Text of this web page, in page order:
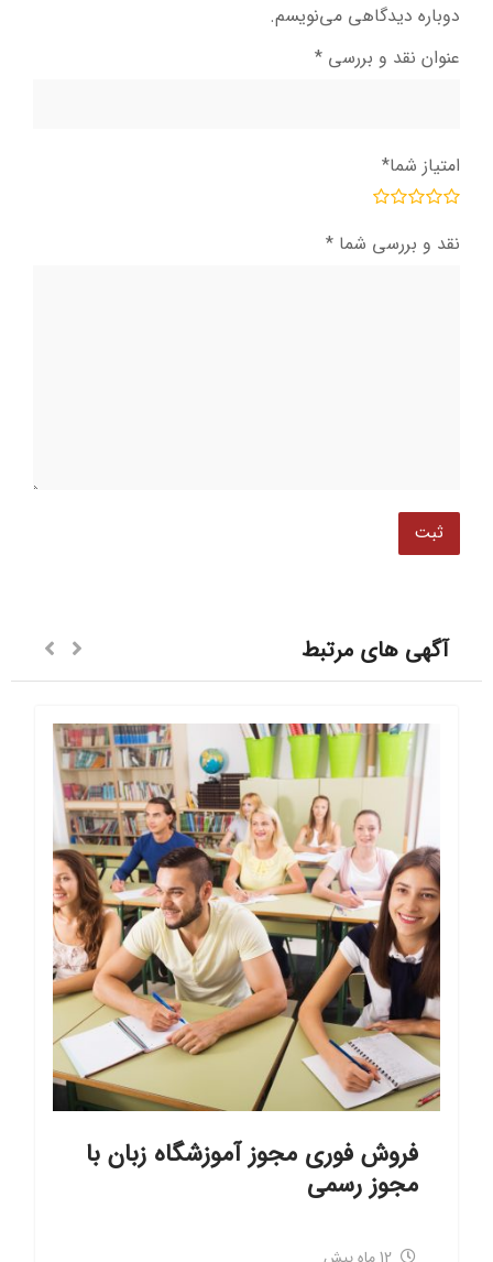
دوباره دیدگاهی می‌نویسم.
عنوان نقد و بررسی *
امتیاز شما*
نقد و بررسی شما *
آگهی های مرتبط
فروش فوری مجوز آموزشگاه زبان با
مجوز رسمی